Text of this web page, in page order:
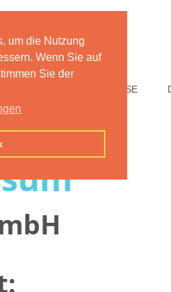
um die Nutzung
Wenn Sie auf
Sie der
PREISE